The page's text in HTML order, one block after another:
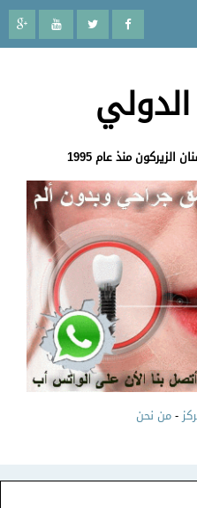
منذ عام 1995
-من نحن